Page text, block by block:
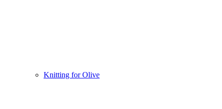
Knitting for Olive